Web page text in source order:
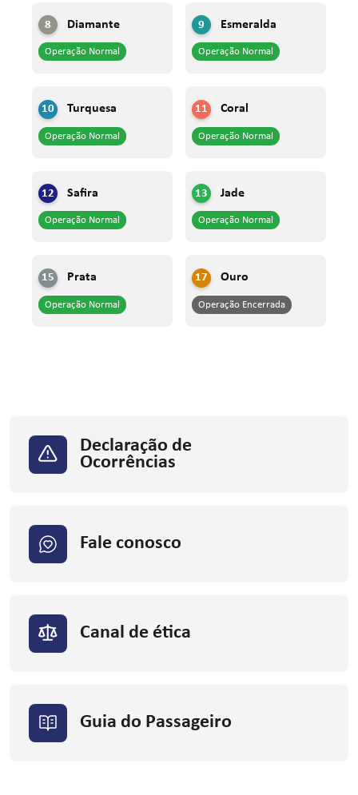
8 diamante
Operação Normal
9 esmeralda
Operação Normal
10 turquesa
Operação Normal
11 coral
Operação Normal
12 safira
Operação Normal
13 jade
Operação Normal
15 prata
Operação Normal
17 ouro
Operação Encerrada
Declaração de
Ocorrências
Fale conosco
Canal de ética
Guia do Passageiro